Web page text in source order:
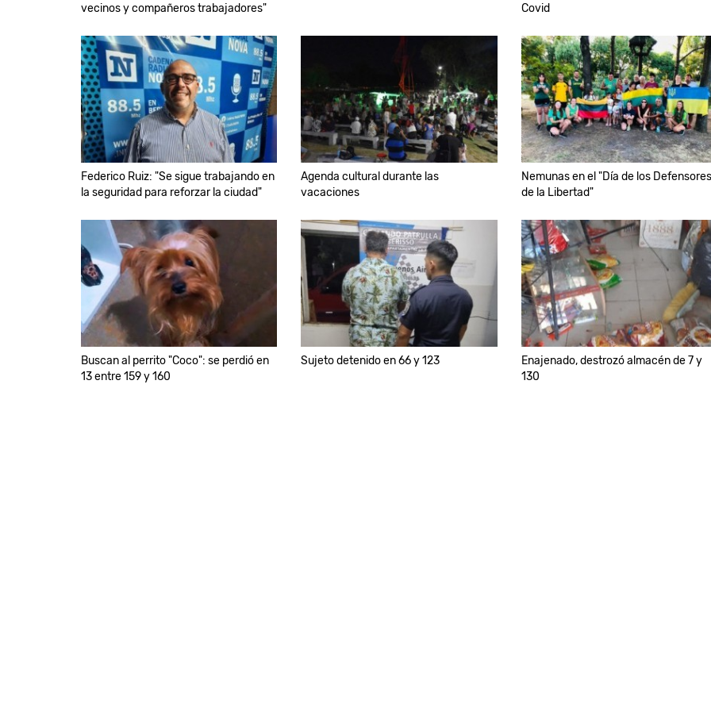
vecinos y compañeros trabajadores" Covid
Federico Ruiz: "Se sigue trabajando en
la seguridad para reforzar la ciudad"
Agenda cultural durante las
vacaciones
Nemunas en el "Día de los Defensores
de la Libertad"
Buscan al perrito "Coco": se perdió en
13 entre 159 y 160
Sujeto detenido en 66 y 123
Enajenado, destrozó almacén de 7 y
130